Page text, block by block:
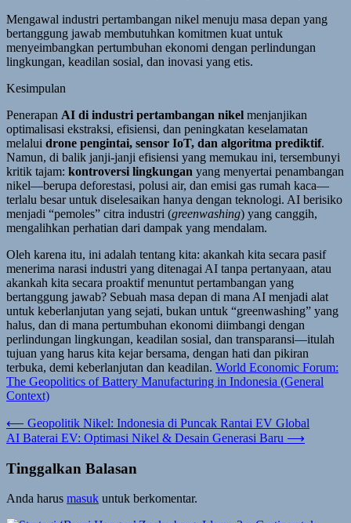
Mengawal industri pertambangan nikel menuju masa depan yang
bertanggung jawab membutuhkan komitmen kuat untuk
menyeimbangkan pertumbuhan ekonomi dengan perlindungan
lingkungan, keadilan sosial, dan inovasi yang etis.
Kesimpulan
Penerapan AI di industri pertambangan nikel menjanjikan
optimalisasi ekstraksi, efisiensi, dan peningkatan keselamatan
melalui drone pengintai, sensor IoT, dan algoritma prediktif.
Namun, di balik janji-janji efisiensi yang memukau ini, tersembunyi
kritik tajam: kontroversi lingkungan yang menyertai penambangan
nikel—berupa deforestasi, polusi air, dan emisi gas rumah kaca—
terlalu besar untuk diselesaikan hanya dengan teknologi. AI berisiko
menjadi “pemoles” citra industri (greenwashing) yang canggih,
mengalihkan perhatian dari dampak yang mendalam.
Oleh karena itu, ini adalah tentang kita: akankah kita secara pasif
menerima narasi industri yang ditenagai AI tanpa pertanyaan, atau
akankah kita secara proaktif menuntut pertambangan yang
bertanggung jawab? Sebuah masa depan di mana AI menjadi alat
untuk keberlanjutan yang sejati, bukan untuk “greenwashing” yang
halus, dan di mana pertumbuhan ekonomi diimbangi dengan
perlindungan lingkungan, keadilan sosial, dan transparansi—itulah
tujuan yang harus kita kejar bersama, dengan hati dan pikiran
terbuka, demi keberlanjutan dan keadilan. World Economic Forum:
The Geopolitics of Battery Manufacturing in Indonesia (General
Context)
Navigasi
pos
⟵ Geopolitik Nikel: Indonesia di Puncak Rantai EV Global
AI Baterai EV: Optimasi Nikel & Desain Generasi Baru ⟶
Tinggalkan Balasan
Anda harus masuk untuk berkomentar.